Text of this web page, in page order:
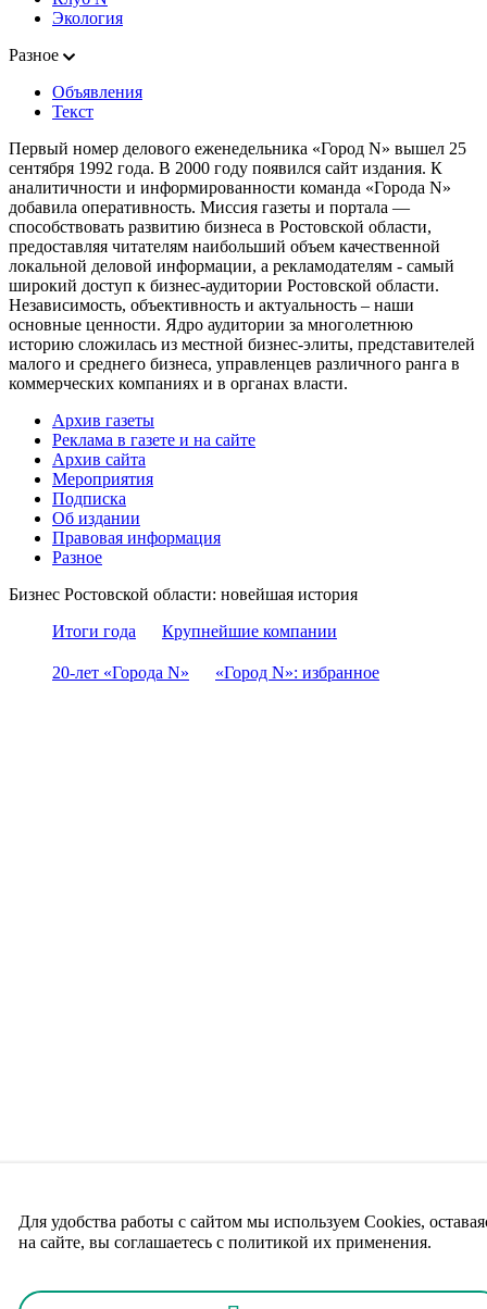
Экология
Разное
Объявления
Текст
Первый номер делового еженедельника «Город N» вышел 25
сентября 1992 года. В 2000 году появился сайт издания. К
аналитичности и информированности команда «Города N»
добавила оперативность. Миссия газеты и портала —
способствовать развитию бизнеса в Ростовской области,
предоставляя читателям наибольший объем качественной
локальной деловой информации, а рекламодателям - самый
широкий доступ к бизнес-аудитории Ростовской области.
Независимость, объективность и актуальность – наши
основные ценности. Ядро аудитории за многолетнюю
историю сложилась из местной бизнес-элиты, представителей
малого и среднего бизнеса, управленцев различного ранга в
коммерческих компаниях и в органах власти.
Архив газеты
Реклама в газете и на сайте
Архив сайта
Мероприятия
Подписка
Об издании
Правовая информация
Разное
Бизнес Ростовской области: новейшая история
Итоги года
Крупнейшие компании
20-лет «Города N» «Город N»: избранное
Для удобства работы с сайтом мы используем Cookies,
на сайте, вы соглашаетесь с политикой их применения.